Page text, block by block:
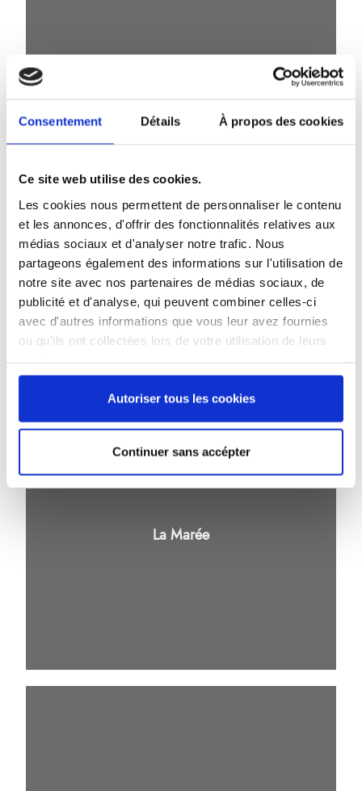
Consentement Détails À propos des cookies
Ce site web utilise des cookies.
Les cookies nous permettent de personnaliser le contenu
et les annonces, d'offrir des fonctionnalités relatives aux
médias sociaux et d'analyser notre trafic. Nous
partageons également des informations sur l'utilisation de
notre site avec nos partenaires de médias sociaux, de
publicité et d'analyse, qui peuvent combiner celles-ci
avec d'autres informations que vous leur avez fournies
ou qu'ils ont collectées lors de votre utilisation de leurs
Autoriser tous les cookies
Continuer sans accépter
En salle
La Marée